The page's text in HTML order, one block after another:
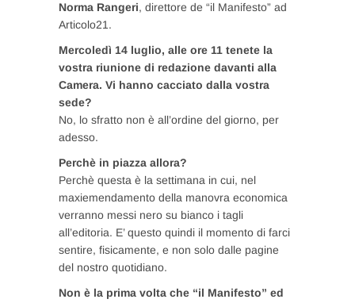
Norma Rangeri, direttore de “il Manifesto” ad
Articolo21.
Mercoledì 14 luglio, alle ore 11 tenete la
vostra riunione di redazione davanti alla
Camera. Vi hanno cacciato dalla vostra
sede?
No, lo sfratto non è all’ordine del giorno, per
adesso.
Perchè in piazza allora?
Perchè questa è la settimana in cui, nel
maxiemendamento della manovra economica
verranno messi nero su bianco i tagli
all’editoria. E’ questo quindi il momento di farci
sentire, fisicamente, e non solo dalle pagine
del nostro quotidiano.
Non è la prima volta che “il Manifesto” ed